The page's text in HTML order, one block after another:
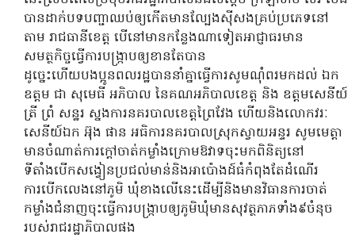
បានដាក់បទបញ្ជាឈប់ឲ្យកើតមានល្បែងសុីសងគ្រប់ប្រភេទនៅ
តាម​ រាជធានីខេត្ត​ បើនៅមានកន្លែងណាទៀតអាជ្ញាធរមាន
សមត្ថកិច្ចធ្វើការបង្រ្កាបឲ្យខានតែបាន
ដូច្នេះហើយបងប្អូនពលរដ្ឋបាននាំគ្នាធ្វើការសូមណុំពរមកដល់ ឯក
ឧត្តម ជា សុមេធី អភិបាល នៃគណអភិបាលខេត្ត និង ឧត្តមសេនីយ៍
ត្រី ព្រំ សន្ឋរ ស្នងការនគរបាលខេត្តព្រៃវែង ហើយនិងលោកវរៈ
សេនីយ៍ឯក អ៊ុង ផាន អធិការនគរបាលស្រុកស្វាយអន្ទរ សូមមេត្តា
មានចំណាត់ការក្តៅចាត់កម្លាំងក្រោមឱវាទចុះមកពិនិត្យនៅ
ទីតាំងបើកសង្វៀនប្រជល់មាន់និងអាប៉ោងដ៍ធំកំពុងតែដំណើរ
ការបើកលេងនៅភូមិ​ ឃុំខាងលើនេះដើម្បីនិងមានវិធានការចាត់
កម្លាំងជំនាញចុះធ្វើការបង្រ្កាបឲ្យភូមិឃុំមានសុវត្ថភាភទាំង៩ចំនុច
របស់រាជរដ្ឋាភិបាលផង